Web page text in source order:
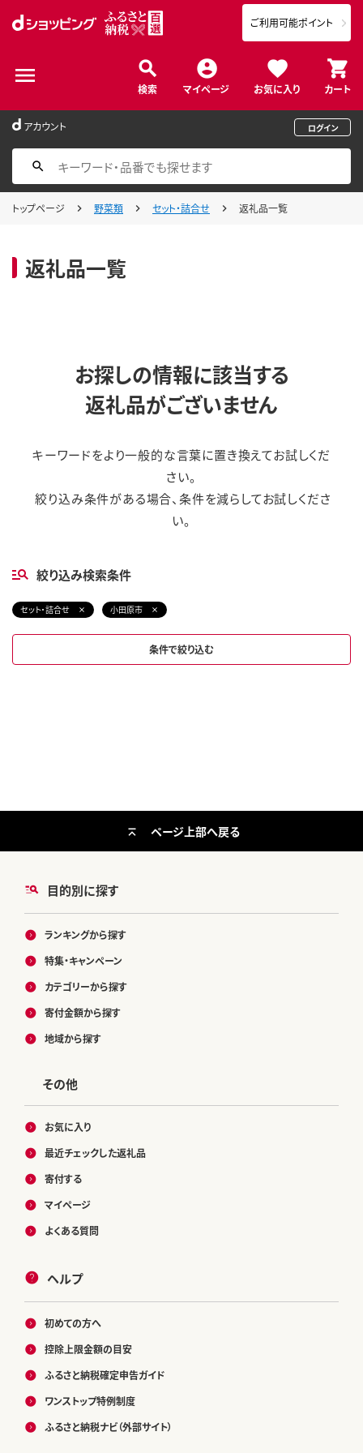
検索 マイページ お気に入り カート
ご利用可能ポイント
アカウント ログイン
トップページ 野菜類 セット・詰合せ 返礼品一覧
返礼品一覧
お探しの情報に該当する
返礼品がございません
キーワードをより一般的な言葉に置き換えてお試しくだ
さい。
絞り込み条件がある場合、条件を減らしてお試しくださ
い。
絞り込み検索条件
セット・詰合せ 小田原市
条件で絞り込む
目的別に探す
ランキングから探す
特集・キャンペーン
カテゴリーから探す
寄付金額から探す
地域から探す
その他
お気に入り
最近チェックした返礼品
寄付する
マイページ
よくある質問
ヘルプ
初めての方へ
控除上限金額の目安
ふるさと納税確定申告ガイド
ワンストップ特例制度
ふるさと納税ナビ（外部サイト）
ページ上部へ戻る